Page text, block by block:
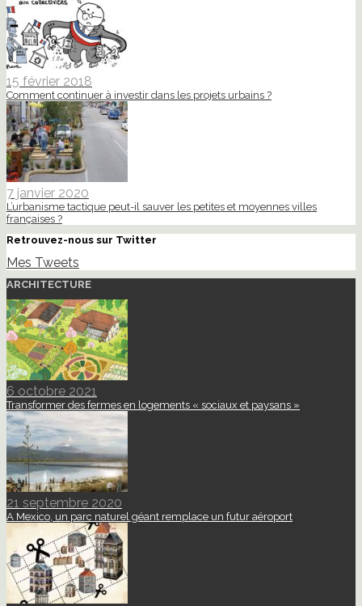
15 février 2018
Comment continuer à investir dans les projets urbains ?
7 janvier 2020
L’urbanisme tactique peut-il sauver les petites et moyennes villes
françaises ?
Retrouvez-nous sur Twitter
Mes Tweets
ARCHITECTURE
6 octobre 2021
Transformer des fermes en logements « sociaux et paysans »
21 septembre 2020
A Mexico, un parc naturel géant remplace un futur aéroport